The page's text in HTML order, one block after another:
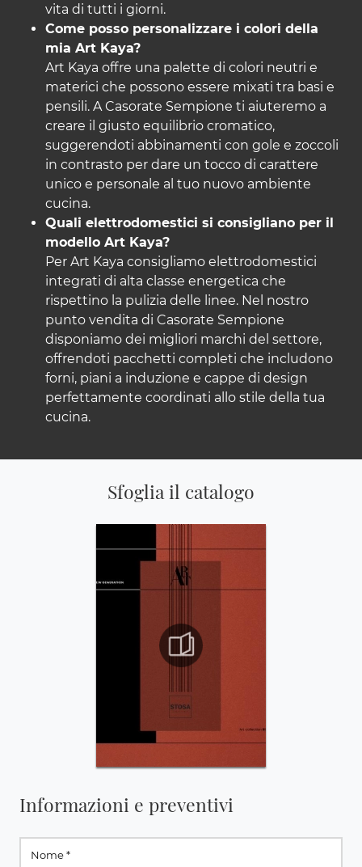
vita di tutti i giorni.
Come posso personalizzare i colori della
mia Art Kaya?
Art Kaya offre una palette di colori neutri e
materici che possono essere mixati tra basi e
pensili. A Casorate Sempione ti aiuteremo a
creare il giusto equilibrio cromatico,
suggerendoti abbinamenti con gole e zoccoli
in contrasto per dare un tocco di carattere
unico e personale al tuo nuovo ambiente
cucina.
Quali elettrodomestici si consigliano per il
modello Art Kaya?
Per Art Kaya consigliamo elettrodomestici
integrati di alta classe energetica che
rispettino la pulizia delle linee. Nel nostro
punto vendita di Casorate Sempione
disponiamo dei migliori marchi del settore,
offrendoti pacchetti completi che includono
forni, piani a induzione e cappe di design
perfettamente coordinati allo stile della tua
cucina.
Sfoglia il catalogo
Informazioni e preventivi